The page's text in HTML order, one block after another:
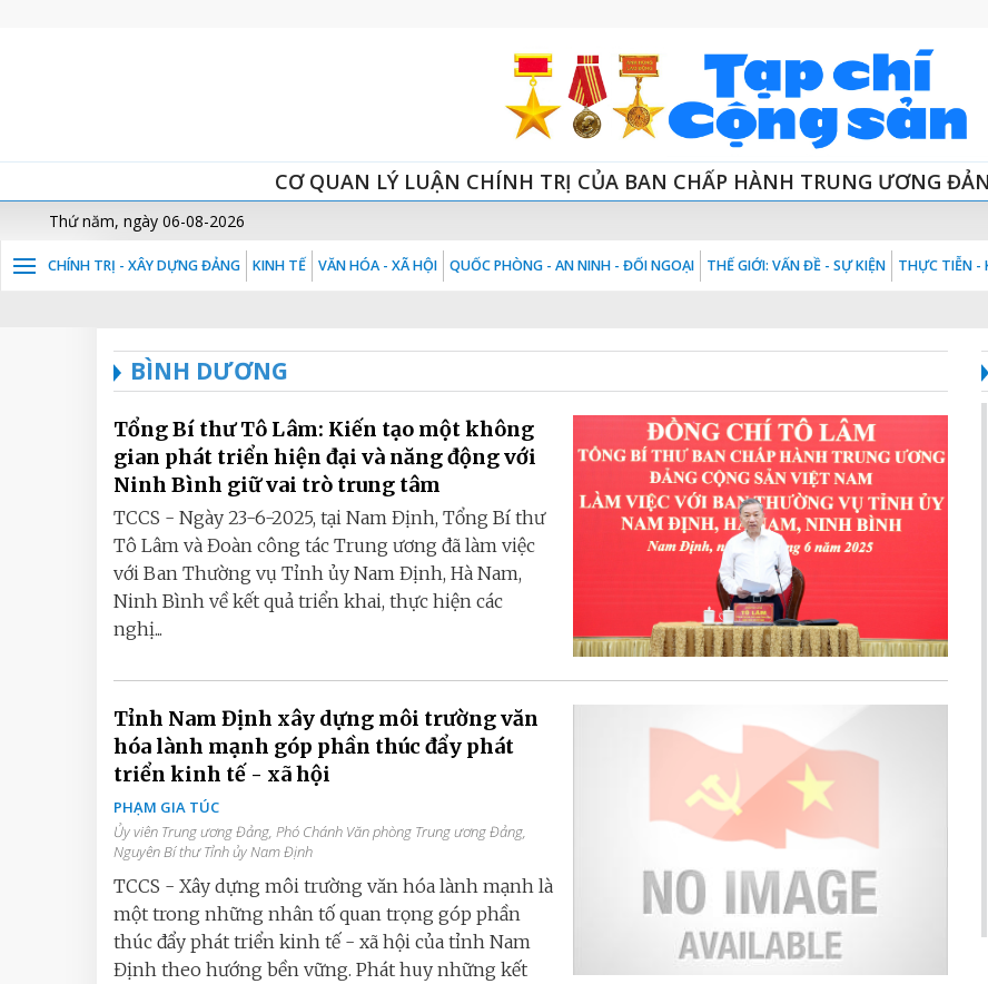
CƠ QUAN LÝ LUẬN CHÍNH TRỊ CỦA BAN CHẤP HÀNH TRUNG ƯƠNG
Thứ năm, ngày 06-08-2026
CHÍNH TRỊ - XÂY DỰNG ĐẢNG KINH TẾ VĂN HÓA - XÃ HỘI QUỐC PHÒNG - AN NINH - ĐỐI NGOẠI THẾ GIỚI: VẤN ĐỀ - SỰ KIỆN THỰC TIỄN -
BÌNH DƯƠNG
Tổng Bí thư Tô Lâm: Kiến tạo một không
gian phát triển hiện đại và năng động với
Ninh Bình giữ vai trò trung tâm
TCCS - Ngày 23-6-2025, tại Nam Định, Tổng Bí thư
Tô Lâm và Đoàn công tác Trung ương đã làm việc
với Ban Thường vụ Tỉnh ủy Nam Định, Hà Nam,
Ninh Bình về kết quả triển khai, thực hiện các
nghị...
Tỉnh Nam Định xây dựng môi trường văn
hóa lành mạnh góp phần thúc đẩy phát
triển kinh tế - xã hội
PHẠM GIA TÚC
Ủy viên Trung ương Đảng, Phó Chánh Văn phòng Trung ương Đảng,
Nguyên Bí thư Tỉnh ủy Nam Định
TCCS - Xây dựng môi trường văn hóa lành mạnh là
một trong những nhân tố quan trọng góp phần
thúc đẩy phát triển kinh tế - xã hội của tỉnh Nam
Định theo hướng bền vững. Phát huy những kết